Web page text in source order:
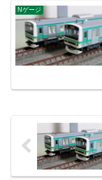
Nゲージ